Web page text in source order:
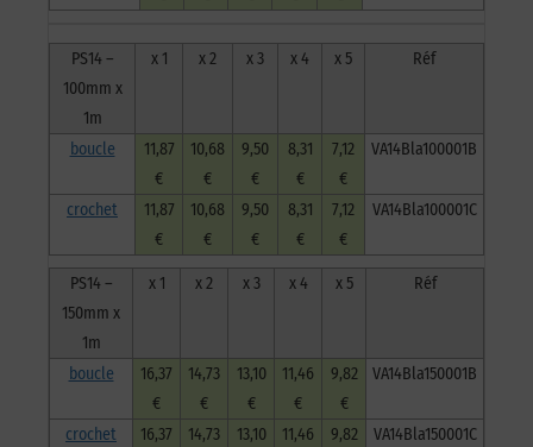
PS14 –
100mm x
1m
x 1 x 2 x 3 x 4 x 5 Réf
boucle
11,87
€
10,68
€
9,50
€
8,31
€
7,12
€
VA14Bla100001B
crochet
11,87
€
10,68
€
9,50
€
8,31
€
7,12
€
VA14Bla100001C
PS14 –
150mm x
1m
x 1 x 2 x 3 x 4 x 5 Réf
boucle
16,37
€
14,73
€
13,10
€
11,46
€
9,82
€
VA14Bla150001B
crochet
16,37
14,73
13,10
11,46
9,82
VA14Bla150001C